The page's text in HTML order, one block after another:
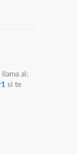
al:
si te